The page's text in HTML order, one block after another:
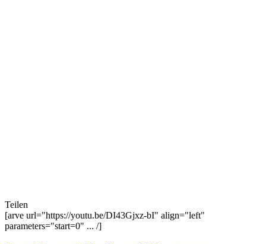
Teilen
[arve url="https://youtu.be/DI43Gjxz-bI" align="left"
parameters="start=0" ... /]